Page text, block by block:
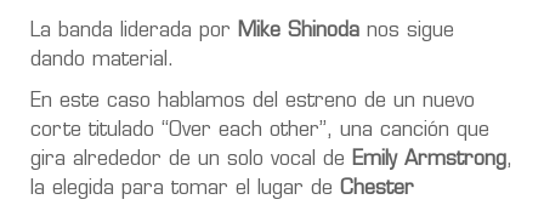
La banda liderada por Mike Shinoda nos sigue
dando material.
En este caso hablamos del estreno de un nuevo
corte titulado “Over each other”, una canción que
gira alrededor de un solo vocal de Emily Armstrong,
la elegida para tomar el lugar de Chester